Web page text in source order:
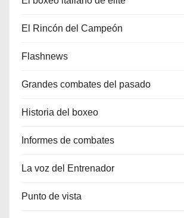
El Rincón del Campeón
Flashnews
Grandes combates del pasado
Historia del boxeo
Informes de combates
La voz del Entrenador
Punto de vista